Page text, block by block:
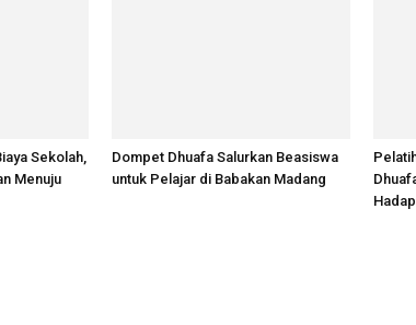
Sekolah,
Menuju
Dompet Dhuafa Salurkan Beasiswa
untuk Pelajar di Babakan Madang